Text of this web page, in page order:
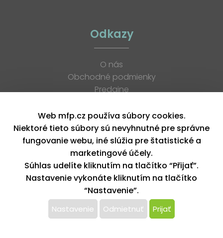
Odkazy
O nás
Obchodné podmienky
Predajne
K stiahnutiu
Blog
Kontakt
Kariéra
XML feed
Copyright © 2026, MFP paper s. r. o. | Všetky práva vyhradené
design by MFP
Tento web používa k poskytovaniu služieb,
Web mfp.cz používa súbory cookies.
Niektoré tieto súbory sú nevyhnutné pre správne
fungovanie webu, iné slúžia pre štatistické a
marketingové účely.
Súhlas udelíte kliknutím na tlačítko “Přijať”.
Nastavenie vykonáte kliknutím na tlačítko
“Nastavenie”.
Nastavenie Odmietnuť Prijať